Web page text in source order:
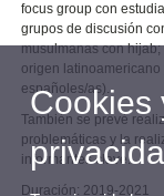
focus group con
grupos de discusión
musulmanas con
origen
españoles/as).
También se prevé
problemáticas y la
informantes clave.
Duración: 2019-2021
Cookies